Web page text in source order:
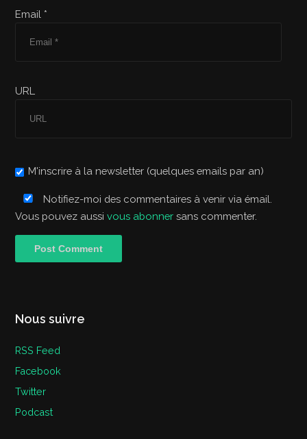
Email *
URL
M'inscrire à la newsletter (quelques emails par an)
Notifiez-moi des commentaires à venir via émail.
Vous pouvez aussivous abonner sans commenter.
Nous suivre
RSS Feed
Facebook
Twitter
Podcast